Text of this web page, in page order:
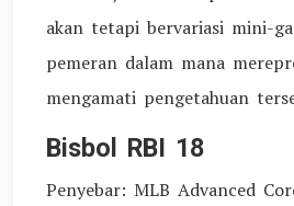
akan tetapi bervariasi mini-
pemeran dalam mana
mengamati pengetahuan
Bisbol RBI 18
Penyebar: MLB Advanced